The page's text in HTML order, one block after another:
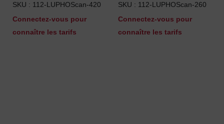
SKU : 112-LUPHOScan-420
Connectez-vous pour
connaître les tarifs
SKU : 112-LUPHOScan-260
Connectez-vous pour
connaître les tarifs